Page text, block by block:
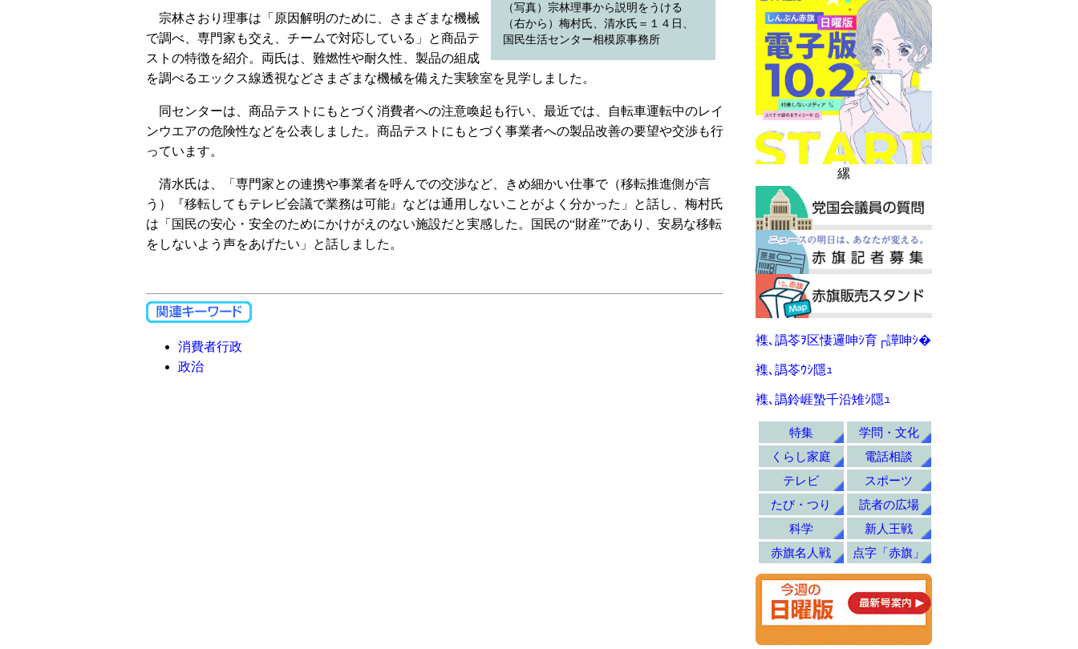
（写真）宗林理事から説明をうける
（右から）梅村氏、清水氏＝１４日、
国民生活センター相模原事務所
宗林さおり理事は「原因解明のために、さまざまな機械
で調べ、専門家も交え、チームで対応している」と商品テ
ストの特徴を紹介。両氏は、難燃性や耐久性、製品の組成
を調べるエックス線透視などさまざまな機械を備えた実験室を見学しました。
同センターは、商品テストにもとづく消費者への注意喚起も行い、最近では、自転車運転中のレイ
ンウエアの危険性などを公表しました。商品テストにもとづく事業者への製品改善の要望や交渉も行
っています。
清水氏は、「専門家との連携や事業者を呼んでの交渉など、きめ細かい仕事で（移転推進側が言
う）『移転してもテレビ会議で業務は可能』などは通用しないことがよく分かった」と話し、梅村氏
は「国民の安心・安全のためにかけがえのない施設だと実感した。国民の“財産”であり、安易な移転
をしないよう声をあげたい」と話しました。
消費者行政
政治
縲
襍､譌苓ｦ区悽邏呻ｼ育┌譁呻ｼ�
襍､譌苓ｳｼ隱ｭ
襍､譌鈴崕蟄千沿雉ｼ隱ｭ
特集
学問・文化
くらし家庭
電話相談
テレビ
スポーツ
たび・つり
読者の広場
科学
新人王戦
赤旗名人戦
点字「赤旗」